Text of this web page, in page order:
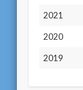
2021
2020
2019